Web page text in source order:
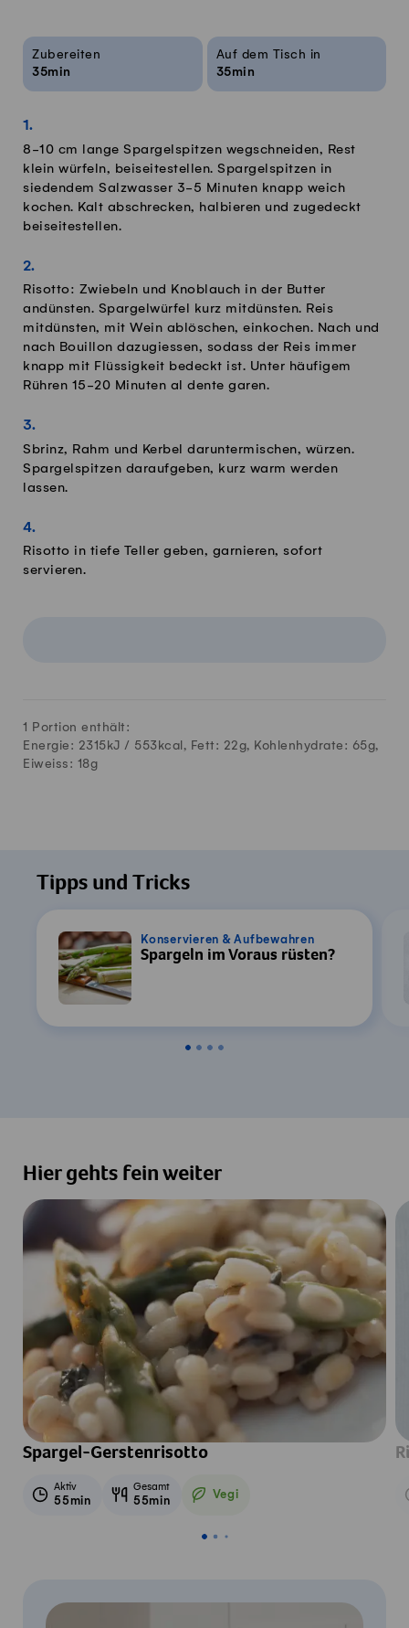
Rezeptinfos
Zubereiten
35min
Auf dem Tisch in
35min
8-10 cm lange Spargelspitzen wegschneiden, Rest
klein würfeln, beiseitestellen. Spargelspitzen in
siedendem Salzwasser 3-5 Minuten knapp weich
kochen. Kalt abschrecken, halbieren und zugedeckt
beiseitestellen.
Risotto: Zwiebeln und Knoblauch in der Butter
andünsten. Spargelwürfel kurz mitdünsten. Reis
mitdünsten, mit Wein ablöschen, einkochen. Nach und
nach Bouillon dazugiessen, sodass der Reis immer
knapp mit Flüssigkeit bedeckt ist. Unter häufigem
Rühren 15-20 Minuten al dente garen.
Sbrinz, Rahm und Kerbel daruntermischen, würzen.
Spargelspitzen daraufgeben, kurz warm werden
lassen.
Risotto in tiefe Teller geben, garnieren, sofort
servieren.
1 Portion enthält:
Energie: 2315kJ / 553 kcal, Fett: 22g, Kohlenhydrate: 65g,
Eiweiss: 18g
Tipps und Tricks
Konservieren & Aufbewahren
Spargeln im Voraus rüsten?
Hier gehts fein weiter
Spargel-Gerstenrisotto
Aktiv
55min
Gesamt
55min Vegi
Vegetarisch